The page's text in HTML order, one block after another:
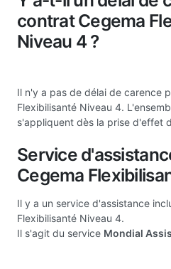
contrat Cegema
Niveau 4 ?
Il n'y a pas de délai de carence
Flexibilisanté Niveau 4.
s'appliquent dès la prise d'effet
Service
Cegema
Il y a un service d'assistance
Flexibilisanté Niveau 4.
Il s'agit du service Mondial